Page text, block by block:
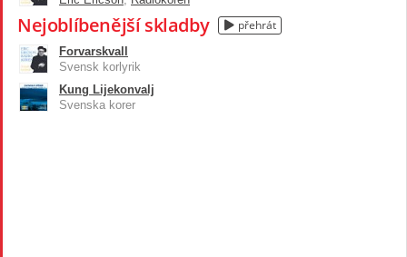
Nejoblíbenější skladby přehrát
Forvarskvall
Svensk korlyrik
Kung Lijekonvalj
Svenska korer